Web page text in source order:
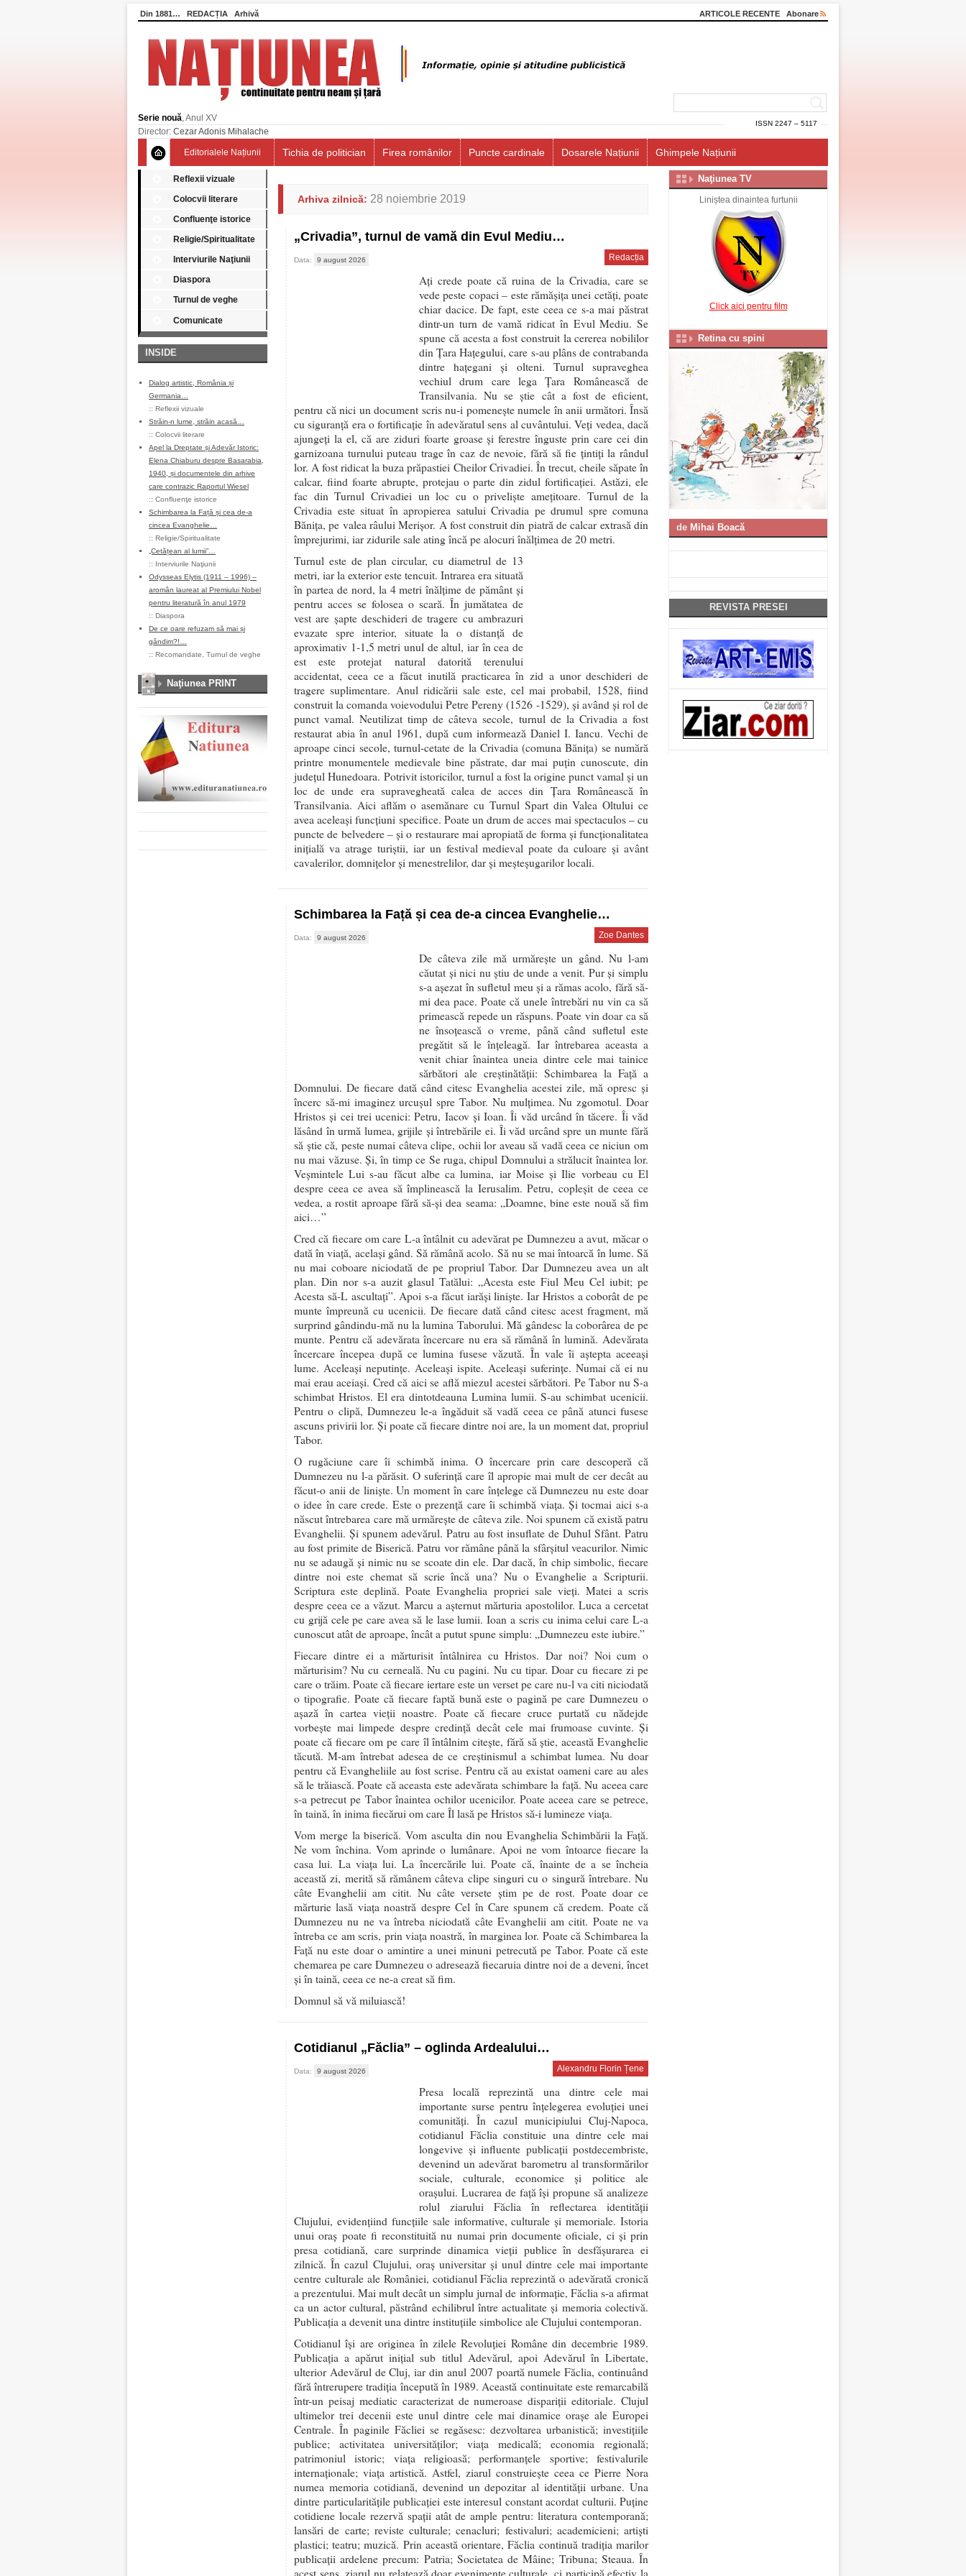
Din 1881… REDACȚIA Arhivă ARTICOLE RECENTE Abonare
ISSN 2247 – 5117
Serie nouă, Anul XV
Director: Cezar Adonis Mihalache
Editorialele Națiunii Tichia de politician Firea românilor Puncte cardinale Dosarele Națiunii Ghimpele Națiunii
Reflexii vizuale
Colocvii literare
Confluenţe istorice
Religie/Spiritualitate
Interviurile Naţiunii
Diaspora
Turnul de veghe
Comunicate
INSIDE
Dialog artistic, România și
Germania…
:: Reflexii vizuale
Străin-n lume, străin acasă…
:: Colocvii literare
Apel la Dreptate și Adevăr Istoric:
Elena Chiaburu despre Basarabia,
1940, și documentele din arhive
care contrazic Raportul Wiesel
:: Confluenţe istorice
Schimbarea la Față și cea de-a
cincea Evanghelie…
:: Religie/Spiritualitate
„Cetățean al lumii”…
:: Interviurile Naţiunii
Odysseas Elytis (1911 – 1996) –
aromân laureat al Premiului Nobel
pentru literatură în anul 1979
:: Diaspora
De ce oare refuzam să mai și
gândim?!…
:: Recomandate Turnul de veghe
Naţiunea PRINT
Arhiva zilnică: 28 noiembrie 2019
„Crivadia”, turnul de vamă din Evul Mediu…
Data: 9 august 2026 Redacția
Aţi crede poate că ruina de la Crivadia, care se
vede peste copaci – este rămăşiţa unei cetăţi, poate
chiar dacice. De fapt, este ceea ce s-a mai păstrat
dintr-un turn de vamă ridicat în Evul Mediu. Se
spune că acesta a fost construit la cererea nobililor
din Ţara Haţegului, care s-au plâns de contrabanda
dintre haţegani și olteni. Turnul supraveghea
vechiul drum care lega Ţara Românească de
Transilvania. Nu se ştie cât a fost de eficient,
pentru că nici un document scris nu-i pomeneşte numele în anii următori. Însă
cu siguranţă era o fortificaţie în adevăratul sens al cuvântului. Veţi vedea, dacă
ajungeți la el, că are ziduri foarte groase şi ferestre înguste prin care cei din
garnizoana turnului puteau trage în caz de nevoie, fără să fie ţintiţi la rândul
lor. A fost ridicat la buza prăpastiei Cheilor Crivadiei. În trecut, cheile săpate în
calcar, fiind foarte abrupte, protejau o parte din zidul fortificaţiei. Astăzi, ele
fac din Turnul Crivadiei un loc cu o privelişte ameţitoare. Turnul de la
Crivadia este situat în apropierea satului Crivadia pe drumul spre comuna
Băniţa, pe valea râului Merişor. A fost construit din piatră de calcar extrasă din
împrejurimi, iar zidurile sale ating încă pe alocuri înălţimea de 20 metri.
Turnul este de plan circular, cu diametrul de 13
metri, iar la exterior este tencuit. Intrarea era situată
în partea de nord, la 4 metri înălţime de pământ şi
pentru acces se folosea o scară. În jumătatea de
vest are şapte deschideri de tragere cu ambrazuri
evazate spre interior, situate la o distanţă de
aproximativ 1-1,5 metri unul de altul, iar în cea de
est este protejat natural datorită terenului
accidentat, ceea ce a făcut inutilă practicarea în zid a unor deschideri de
tragere suplimentare. Anul ridicării sale este, cel mai probabil, 1528, fiind
construit la comanda voievodului Petre Pereny (1526 -1529), şi având şi rol de
punct vamal. Neutilizat timp de câteva secole, turnul de la Crivadia a fost
restaurat abia în anul 1961, după cum informează Daniel I. Iancu. Vechi de
aproape cinci secole, turnul-cetate de la Crivadia (comuna Băniţa) se numără
printre monumentele medievale bine păstrate, dar mai puţin cunoscute, din
judeţul Hunedoara. Potrivit istoricilor, turnul a fost la origine punct vamal şi un
loc de unde era supravegheată calea de acces din Ţara Românească în
Transilvania. Aici aflăm o asemănare cu Turnul Spart din Valea Oltului ce
avea aceleași funcțiuni specifice. Poate un drum de acces mai spectaculos – cu
puncte de belvedere – și o restaurare mai apropiată de forma și funcționalitatea
inițială va atrage turiștii, iar un festival medieval poate da culoare și avânt
cavalerilor, domnițelor și menestrelilor, dar și meșteșugarilor locali.
Schimbarea la Față și cea de-a cincea Evanghelie…
Data: 9 august 2026 Zoe Dantes
De câteva zile mă urmărește un gând. Nu l-am
căutat și nici nu știu de unde a venit. Pur și simplu
s-a așezat în sufletul meu și a rămas acolo, fără să-
mi dea pace. Poate că unele întrebări nu vin ca să
primească repede un răspuns. Poate vin doar ca să
ne însoțească o vreme, până când sufletul este
pregătit să le înțeleagă. Iar întrebarea aceasta a
venit chiar înaintea uneia dintre cele mai tainice
sărbători ale creștinătății: Schimbarea la Față a
Domnului. De fiecare dată când citesc Evanghelia acestei zile, mă opresc și
încerc să-mi imaginez urcușul spre Tabor. Nu mulțimea. Nu zgomotul. Doar
Hristos și cei trei ucenici: Petru, Iacov și Ioan. Îi văd urcând în tăcere. Îi văd
lăsând în urmă lumea, grijile și întrebările ei. Îi văd urcând spre un munte fără
să știe că, peste numai câteva clipe, ochii lor aveau să vadă ceea ce niciun om
nu mai văzuse. Și, în timp ce Se ruga, chipul Domnului a strălucit înaintea lor.
Veșmintele Lui s-au făcut albe ca lumina, iar Moise și Ilie vorbeau cu El
despre ceea ce avea să împlinească la Ierusalim. Petru, copleșit de ceea ce
vedea, a rostit aproape fără să-și dea seama: „Doamne, bine este nouă să fim
aici…”
Cred că fiecare om care L-a întâlnit cu adevărat pe Dumnezeu a avut, măcar o
dată în viață, același gând. Să rămână acolo. Să nu se mai întoarcă în lume. Să
nu mai coboare niciodată de pe propriul Tabor. Dar Dumnezeu avea un alt
plan. Din nor s-a auzit glasul Tatălui: „Acesta este Fiul Meu Cel iubit; pe
Acesta să-L ascultați”. Apoi s-a făcut iarăși liniște. Iar Hristos a coborât de pe
munte împreună cu ucenicii. De fiecare dată când citesc acest fragment, mă
surprind gândindu-mă nu la lumina Taborului. Mă gândesc la coborârea de pe
munte. Pentru că adevărata încercare nu era să rămână în lumină. Adevărata
încercare începea după ce lumina fusese văzută. În vale îi aștepta aceeași
lume. Aceleași neputințe. Aceleași ispite. Aceleași suferințe. Numai că ei nu
mai erau aceiași. Cred că aici se află miezul acestei sărbători. Pe Tabor nu S-a
schimbat Hristos. El era dintotdeauna Lumina lumii. S-au schimbat ucenicii.
Pentru o clipă, Dumnezeu le-a îngăduit să vadă ceea ce până atunci fusese
ascuns privirii lor. Și poate că fiecare dintre noi are, la un moment dat, propriul
Tabor.
O rugăciune care îi schimbă inima. O încercare prin care descoperă că
Dumnezeu nu l-a părăsit. O suferință care îl apropie mai mult de cer decât au
făcut-o anii de liniște. Un moment în care înțelege că Dumnezeu nu este doar
o idee în care crede. Este o prezență care îi schimbă viața. Și tocmai aici s-a
născut întrebarea care mă urmărește de câteva zile. Noi spunem că există patru
Evanghelii. Și spunem adevărul. Patru au fost insuflate de Duhul Sfânt. Patru
au fost primite de Biserică. Patru vor rămâne până la sfârșitul veacurilor. Nimic
nu se adaugă și nimic nu se scoate din ele. Dar dacă, în chip simbolic, fiecare
dintre noi este chemat să scrie încă una? Nu o Evanghelie a Scripturii.
Scriptura este deplină. Poate Evanghelia propriei sale vieți. Matei a scris
despre ceea ce a văzut. Marcu a așternut mărturia apostolilor. Luca a cercetat
cu grijă cele pe care avea să le lase lumii. Ioan a scris cu inima celui care L-a
cunoscut atât de aproape, încât a putut spune simplu: „Dumnezeu este iubire.”
Fiecare dintre ei a mărturisit întâlnirea cu Hristos. Dar noi? Noi cum o
mărturisim? Nu cu cerneală. Nu cu pagini. Nu cu tipar. Doar cu fiecare zi pe
care o trăim. Poate că fiecare iertare este un verset pe care nu-l va citi niciodată
o tipografie. Poate că fiecare faptă bună este o pagină pe care Dumnezeu o
așază în cartea vieții noastre. Poate că fiecare cruce purtată cu nădejde
vorbește mai limpede despre credință decât cele mai frumoase cuvinte. Și
poate că fiecare om pe care îl întâlnim citește, fără să știe, această Evanghelie
tăcută. M-am întrebat adesea de ce creștinismul a schimbat lumea. Nu doar
pentru că Evangheliile au fost scrise. Pentru că au existat oameni care au ales
să le trăiască. Poate că aceasta este adevărata schimbare la față. Nu aceea care
s-a petrecut pe Tabor înaintea ochilor ucenicilor. Poate aceea care se petrece,
în taină, în inima fiecărui om care Îl lasă pe Hristos să-i lumineze viața.
Vom merge la biserică. Vom asculta din nou Evanghelia Schimbării la Față.
Ne vom închina. Vom aprinde o lumânare. Apoi ne vom întoarce fiecare la
casa lui. La viața lui. La încercările lui. Poate că, înainte de a se încheia
această zi, merită să rămânem câteva clipe singuri cu o singură întrebare. Nu
câte Evanghelii am citit. Nu câte versete știm pe de rost. Poate doar ce
mărturie lasă viața noastră despre Cel în Care spunem că credem. Poate că
Dumnezeu nu ne va întreba niciodată câte Evanghelii am citit. Poate ne va
întreba ce am scris, prin viața noastră, în marginea lor. Poate că Schimbarea la
Față nu este doar o amintire a unei minuni petrecută pe Tabor. Poate că este
chemarea pe care Dumnezeu o adresează fiecaruia dintre noi de a deveni, încet
și în taină, ceea ce ne-a creat să fim.
Domnul să vă miluiască!
Cotidianul „Făclia” – oglinda Ardealului…
Data: 9 august 2026 Alexandru Florin Țene
Presa locală reprezintă una dintre cele mai
importante surse pentru înțelegerea evoluției unei
comunități. În cazul municipiului Cluj-Napoca,
cotidianul Făclia constituie una dintre cele mai
longevive și influente publicații postdecembriste,
devenind un adevărat barometru al transformărilor
sociale, culturale, economice și politice ale
orașului. Lucrarea de față își propune să analizeze
rolul ziarului Făclia în reflectarea identității
Clujului, evidențiind funcțiile sale informative, culturale și memoriale. Istoria
unui oraș poate fi reconstituită nu numai prin documente oficiale, ci și prin
presa cotidiană, care surprinde dinamica vieții publice în desfășurarea ei
zilnică. În cazul Clujului, oraș universitar și unul dintre cele mai importante
centre culturale ale României, cotidianul Făclia reprezintă o adevărată cronică
a prezentului. Mai mult decât un simplu jurnal de informație, Făclia s-a afirmat
ca un actor cultural, păstrând echilibrul între actualitate și memoria colectivă.
Publicația a devenit una dintre instituțiile simbolice ale Clujului contemporan.
Cotidianul își are originea în zilele Revoluției Române din decembrie 1989.
Publicația a apărut inițial sub titlul Adevărul, apoi Adevărul în Libertate,
ulterior Adevărul de Cluj, iar din anul 2007 poartă numele Făclia, continuând
fără întrerupere tradiția începută în 1989. Această continuitate este remarcabilă
într-un peisaj mediatic caracterizat de numeroase dispariții editoriale. Clujul
ultimelor trei decenii este unul dintre cele mai dinamice orașe ale Europei
Centrale. În paginile Făcliei se regăsesc: dezvoltarea urbanistică; investițiile
publice; activitatea universităților; viața medicală; economia regională;
patrimoniul istoric; viața religioasă; performanțele sportive; festivalurile
internaționale; viața artistică. Astfel, ziarul construiește ceea ce Pierre Nora
numea memoria cotidiană, devenind un depozitar al identității urbane. Una
dintre particularitățile publicației este interesul constant acordat culturii. Puține
cotidiene locale rezervă spații atât de ample pentru: literatura contemporană;
lansări de carte; reviste culturale; cenacluri; festivaluri; academicieni; artiști
plastici; teatru; muzică. Prin această orientare, Făclia continuă tradiția marilor
publicații ardelene precum: Patria; Societatea de Mâine; Tribuna; Steaua. În
acest sens, ziarul nu relatează doar evenimente culturale, ci participă efectiv la
Naţiunea TV
Liniștea dinaintea furtunii
Click aici pentru film
Retina cu spini
de Mihai Boacă
REVISTA PRESEI